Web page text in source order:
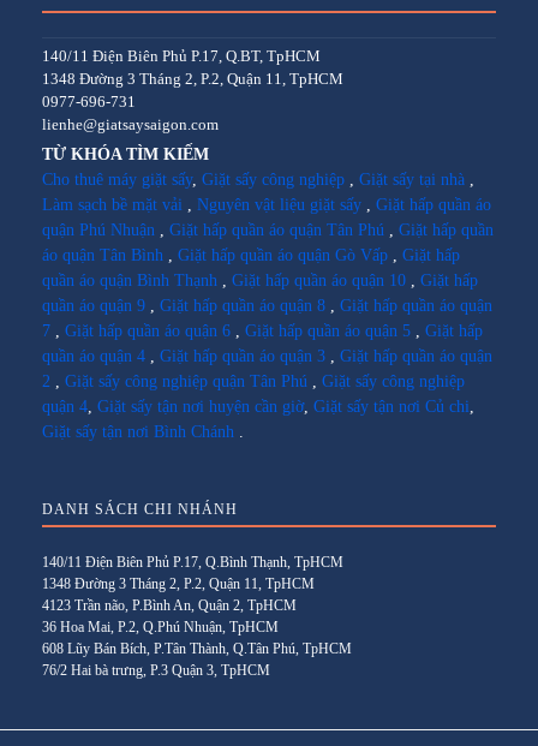
140/11 Điện Biên Phủ P.17, Q.BT, TpHCM
1348 Đường 3 Tháng 2, P.2, Quận 11, TpHCM
0977-696-731
lienhe@giatsaysaigon.com
TỪ KHÓA TÌM KIẾM
Cho thuê máy giặt sấy, Giặt sấy công nghiệp , Giặt sấy tại nhà ,
Làm sạch bề mặt vải , Nguyên vật liệu giặt sấy , Giặt hấp quần áo
quận Phú Nhuận , Giặt hấp quần áo quận Tân Phú , Giặt hấp quần
áo quận Tân Bình , Giặt hấp quần áo quận Gò Vấp , Giặt hấp
quần áo quận Bình Thạnh , Giặt hấp quần áo quận 10 , Giặt hấp
quần áo quận 9 , Giặt hấp quần áo quận 8 , Giặt hấp quần áo quận
7 , Giặt hấp quần áo quận 6 , Giặt hấp quần áo quận 5 , Giặt hấp
quần áo quận 4 , Giặt hấp quần áo quận 3 , Giặt hấp quần áo quận
2 , Giặt sấy công nghiệp quận Tân Phú , Giặt sấy công nghiệp
quận 4, Giặt sấy tận nơi huyện cần giờ, Giặt sấy tận nơi Củ chi,
Giặt sấy tận nơi Bình Chánh .
DANH SÁCH CHI NHÁNH
140/11 Điện Biên Phủ P.17, Q.Bình Thạnh, TpHCM
1348 Đường 3 Tháng 2, P.2, Quận 11, TpHCM
4123 Trần não, P.Bình An, Quận 2, TpHCM
36 Hoa Mai, P.2, Q.Phú Nhuận, TpHCM
608 Lũy Bán Bích, P.Tân Thành, Q.Tân Phú, TpHCM
76/2 Hai bà trưng, P.3 Quận 3, TpHCM